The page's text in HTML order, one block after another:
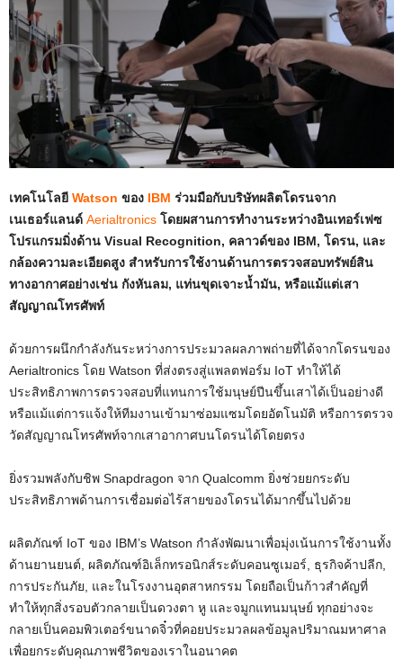
เทคโนโลยี Watson ของ IBM ร่วมมือกับบริษัทผลิตโดรนจาก
เนเธอร์แลนด์ Aerialtronics โดยผสานการทำงานระหว่างอินเทอร์เฟซ
โปรแกรมมิ่งด้าน Visual Recognition, คลาวด์ของ IBM, โดรน, และ
กล้องความละเอียดสูง สำหรับการใช้งานด้านการตรวจสอบทรัพย์สิน
ทางอากาศอย่างเช่น กังหันลม, แท่นขุดเจาะน้ำมัน, หรือแม้แต่เสา
สัญญาณโทรศัพท์
ด้วยการผนึกกำลังกันระหว่างการประมวลผลภาพถ่ายที่ได้จากโดรนของ
Aerialtronics โดย Watson ที่ส่งตรงสู่แพลตฟอร์ม IoT ทำให้ได้
ประสิทธิภาพการตรวจสอบที่แทนการใช้มนุษย์ปีนขึ้นเสาได้เป็นอย่างดี
หรือแม้แต่การแจ้งให้ทีมงานเข้ามาซ่อมแซมโดยอัตโนมัติ หรือการตรวจ
วัดสัญญาณโทรศัพท์จากเสาอากาศบนโดรนได้โดยตรง
ยิ่งรวมพลังกับชิพ Snapdragon จาก Qualcomm ยิ่งช่วยยกระดับ
ประสิทธิภาพด้านการเชื่อมต่อไร้สายของโดรนได้มากขึ้นไปด้วย
ผลิตภัณฑ์ IoT ของ IBM’s Watson กำลังพัฒนาเพื่อมุ่งเน้นการใช้งานทั้ง
ด้านยานยนต์, ผลิตภัณฑ์อิเล็กทรอนิกส์ระดับคอนซูเมอร์, ธุรกิจค้าปลีก,
การประกันภัย, และในโรงงานอุตสาหกรรม โดยถือเป็นก้าวสำคัญที่
ทำให้ทุกสิ่งรอบตัวกลายเป็นดวงตา หู และจมูกแทนมนุษย์ ทุกอย่างจะ
กลายเป็นคอมพิวเตอร์ขนาดจิ๋วที่คอยประมวลผลข้อมูลปริมาณมหาศาล
เพื่อยกระดับคุณภาพชีวิตของเราในอนาคต